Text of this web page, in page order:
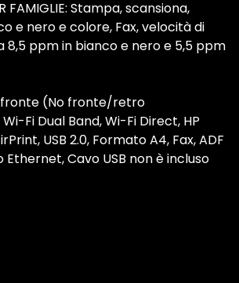
FAMIGLIE: Stampa, scansiona,
e nero e colore, Fax, velocità di
8,5 ppm in bianco e nero e 5,5 ppm
(No fronte/retro
Fi Dual Band, Wi-Fi Direct, HP
USB 2.0, Formato A4, Fax, ADF
Ethernet, Cavo USB non è incluso